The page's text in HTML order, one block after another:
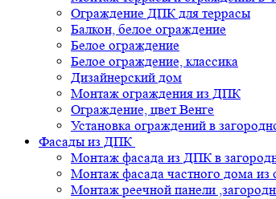
Ограждение ДПК для террасы
Балкон, белое ограждение
Белое ограждение
Белое ограждение, классика
Дизайнерский дом
Монтаж ограждения из ДПК
Ограждение, цвет Венге
Установка ограждений в
Фасады из ДПК
Монтаж фасада из ДПК в
Монтаж фасада частного дома
Монтаж реечной панели